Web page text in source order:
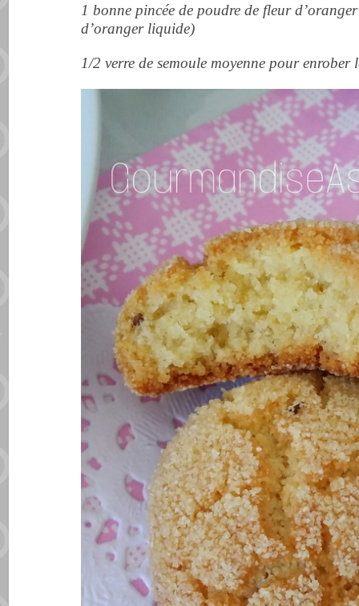
1 bonne pincée de poudre de fleur
d’oranger liquide)
1/2 verre de semoule moyenne pour enrober